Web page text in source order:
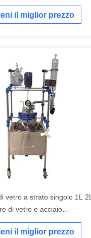
il miglior prezzo
vetro a strato singolo 1L 2L
di vetro e acciaio
il miglior prezzo